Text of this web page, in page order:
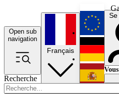
Open sub
navigation
Recherche
Français